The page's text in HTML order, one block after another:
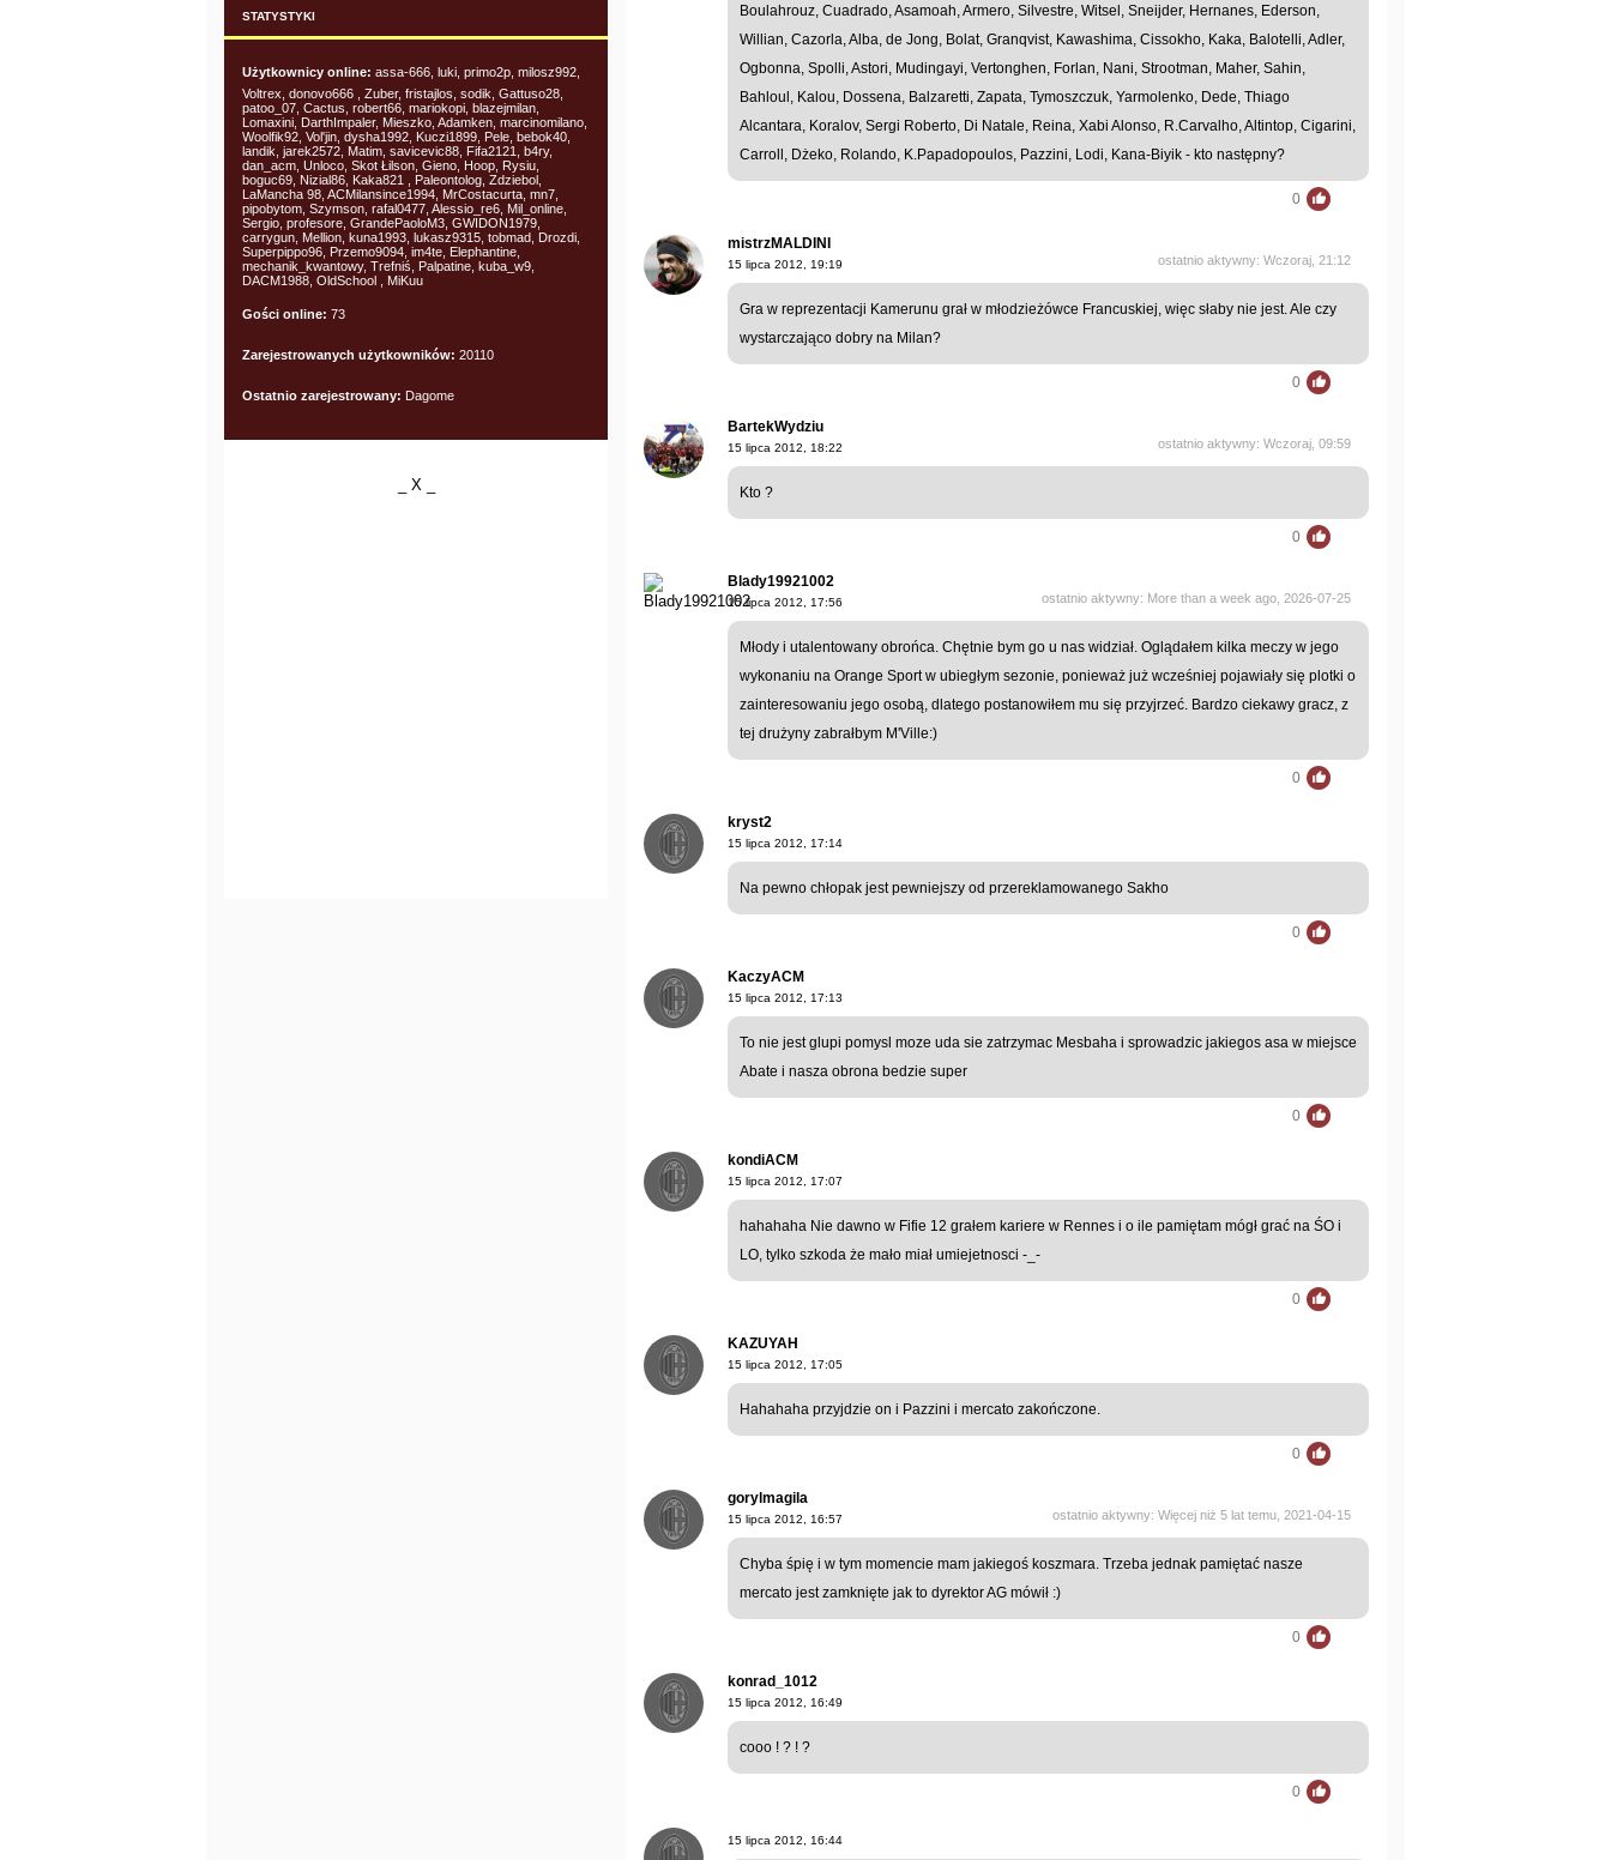
STATYSTYKI
Użytkownicy online: assa-666, luki, primo2p, milosz992,
Voltrex, donovo666 , Zuber, fristajlos, sodik, Gattuso28,
patoo_07, Cactus, robert66, mariokopi, blazejmilan,
Lomaxini, DarthImpaler, Mieszko, Adamken, marcinomilano,
Woolfik92, Vol'jin, dysha1992, Kuczi1899, Pele, bebok40,
landik, jarek2572, Matim, savicevic88, Fifa2121, b4ry,
dan_acm, Unloco, Skot Łilson, Gieno, Hoop, Rysiu,
boguc69, Nizial86, Kaka821 , Paleontolog, Zdziebol,
LaMancha 98, ACMilansince1994, MrCostacurta, mn7,
pipobytom, Szymson, rafal0477, Alessio_re6, Mil_online,
Sergio, profesore, GrandePaoloM3, GWIDON1979,
carrygun, Mellion, kuna1993, lukasz9315, tobmad, Drozdi,
Superpippo96, Przemo9094, im4te, Elephantine,
mechanik_kwantowy, Trefniś, Palpatine, kuba_w9,
DACM1988, OldSchool , MiKuu
Gości online: 73
Zarejestrowanych użytkowników: 20110
Ostatnio zarejestrowany: Dagome
_ X _
Boulahrouz, Cuadrado, Asamoah, Armero, Silvestre, Witsel, Sneijder, Hernanes, Ederson,
Willian, Cazorla, Alba, de Jong, Bolat, Granqvist, Kawashima, Cissokho, Kaka, Balotelli, Adler,
Ogbonna, Spolli, Astori, Mudingayi, Vertonghen, Forlan, Nani, Strootman, Maher, Sahin,
Bahloul, Kalou, Dossena, Balzaretti, Zapata, Tymoszczuk, Yarmolenko, Dede, Thiago
Alcantara, Koralov, Sergi Roberto, Di Natale, Reina, Xabi Alonso, R.Carvalho, Altintop, Cigarini,
Carroll, Dżeko, Rolando, K.Papadopoulos, Pazzini, Lodi, Kana-Biyik - kto następny?
0
mistrzMALDINI
ostatnio aktywny: Wczoraj, 21:12
15 lipca 2012, 19:19
Gra w reprezentacji Kamerunu grał w młodzieżówce Francuskiej, więc słaby nie jest. Ale czy
wystarczająco dobry na Milan?
0
BartekWydziu
ostatnio aktywny: Wczoraj, 09:59
15 lipca 2012, 18:22
Kto ?
0
Blady19921002
ostatnio aktywny: More than a week ago, 2026-07-25
15 lipca 2012, 17:56
Młody i utalentowany obrońca. Chętnie bym go u nas widział. Oglądałem kilka meczy w jego
wykonaniu na Orange Sport w ubiegłym sezonie, ponieważ już wcześniej pojawiały się plotki o
zainteresowaniu jego osobą, dlatego postanowiłem mu się przyjrzeć. Bardzo ciekawy gracz, z
tej drużyny zabrałbym M'Ville:)
0
kryst2
15 lipca 2012, 17:14
Na pewno chłopak jest pewniejszy od przereklamowanego Sakho
0
KaczyACM
15 lipca 2012, 17:13
To nie jest glupi pomysl moze uda sie zatrzymac Mesbaha i sprowadzic jakiegos asa w miejsce
Abate i nasza obrona bedzie super
0
kondiACM
15 lipca 2012, 17:07
hahahaha Nie dawno w Fifie 12 grałem kariere w Rennes i o ile pamiętam mógł grać na ŚO i
LO, tylko szkoda że mało miał umiejetnosci -_-
0
KAZUYAH
15 lipca 2012, 17:05
Hahahaha przyjdzie on i Pazzini i mercato zakończone.
0
gorylmagila
ostatnio aktywny: Więcej niż 5 lat temu, 2021-04-15
15 lipca 2012, 16:57
Chyba śpię i w tym momencie mam jakiegoś koszmara. Trzeba jednak pamiętać nasze
mercato jest zamknięte jak to dyrektor AG mówił :)
0
konrad_1012
15 lipca 2012, 16:49
cooo ! ? ! ?
0
15 lipca 2012, 16:44